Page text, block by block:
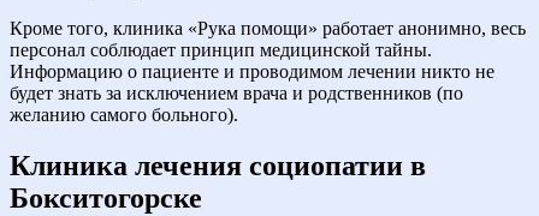
Кроме того, клиника «Рука помощи» работает анонимно, весь
персонал соблюдает принцип медицинской тайны.
Информацию о пациенте и проводимом лечении никто не
будет знать за исключением врача и родственников (по
желанию самого больного).
Клиника лечения социопатии в
Бокситогорске